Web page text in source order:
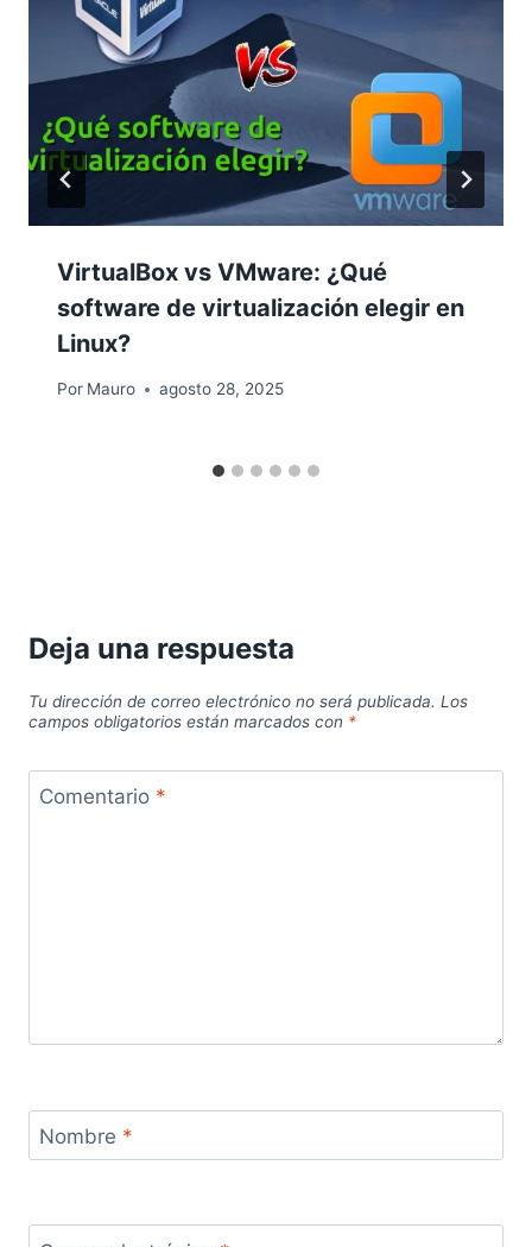
VirtualBox vs VMware: ¿Qué
software de virtualización elegir en
Linux?
Por Mauro agosto 28, 2025
Deja una respuesta
Tu dirección de correo electrónico no será publicada. Los
campos obligatorios están marcados con *
Comentario *
Nombre *